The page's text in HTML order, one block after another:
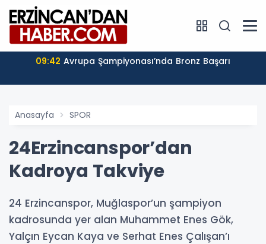
09:42 Avrupa Şampiyonası’nda Bronz Başarı
Anasayfa SPOR
24Erzincanspor’dan
Kadroya Takviye
24 Erzincanspor, Muğlaspor’un şampiyon
kadrosunda yer alan Muhammet Enes Gök,
Yalçın Eycan Kaya ve Serhat Enes Çalışan’ı